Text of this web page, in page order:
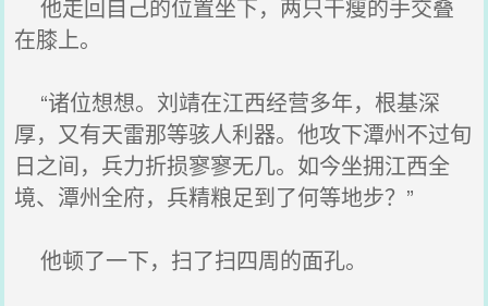
他走回自己的位置坐下，两只干瘦的手交叠
在膝上。
“诸位想想。刘靖在江西经营多年，根基深
厚，又有天雷那等骇人利器。他攻下潭州不过旬
日之间，兵力折损寥寥无几。如今坐拥江西全
境、潭州全府，兵精粮足到了何等地步？”
他顿了一下，扫了扫四周的面孔。